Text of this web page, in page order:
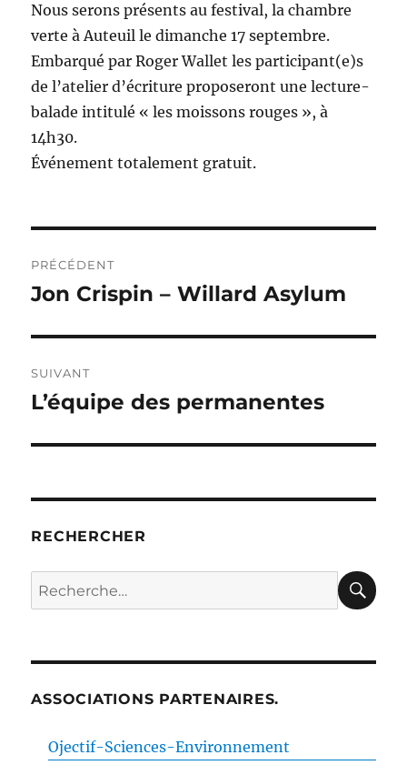
Nous serons présents au festival, la chambre
verte à Auteuil le dimanche 17 septembre.
Embarqué par Roger Wallet les participant(e)s
de l’atelier d’écriture proposeront une lecture-
balade intitulé « les moissons rouges », à
14h30.
Événement totalement gratuit.
de
PRÉCÉDENT
Publication
Jon Crispin – Willard Asylum
SUIVANT
Publication
L’équipe des permanentes
RECHERCHER
Recherche
pour :
ASSOCIATIONS PARTENAIRES.
Ojectif-Sciences-Environnement